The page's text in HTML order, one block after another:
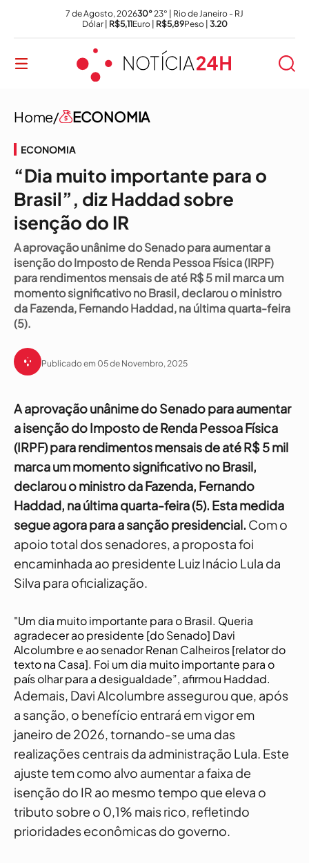
7 de Agosto, 202630°23° | Rio de Janeiro - RJ
Dólar | R$5,11Euro | R$5,89Peso | 3.20
Home/ ECONOMIA
ECONOMIA
“Dia muito importante para o
Brasil”, diz Haddad sobre
isenção do IR
A aprovação unânime do Senado para aumentar a
isenção do Imposto de Renda Pessoa Física (IRPF)
para rendimentos mensais de até R$ 5 mil marca um
momento significativo no Brasil, declarou o ministro
da Fazenda, Fernando Haddad, na última quarta-feira
(5).
Publicado em 05 de Novembro, 2025
Aaprovação unânime do Senadopara aumentar
a isenção do Imposto de Renda Pessoa Física
(IRPF) para rendimentos mensais de até R$ 5 mil
marca um momento significativo no Brasil,
declarou o ministro da Fazenda, Fernando
Haddad, na última quarta-feira (5). Esta medida
segue agora para a sanção presidencial. Com o
apoio total dos senadores, a proposta foi
encaminhada ao presidente Luiz Inácio Lula da
Silva para oficialização.
"Um dia muito importante para o Brasil. Queria
agradecer ao presidente [do Senado] Davi
Alcolumbre e ao senador Renan Calheiros [relator do
texto na Casa]. Foi um dia muito importante para o
país olhar para a desigualdade”, afirmou Haddad.
Ademais, Davi Alcolumbre assegurou que, após
a sanção, o benefício entrará em vigor em
janeiro de 2026, tornando-se uma das
realizações centrais da administração Lula. Este
ajuste tem como alvo aumentar a faixa de
isenção do IR ao mesmo tempo que eleva o
tributo sobre o 0,1% mais rico, refletindo
prioridades econômicas do governo.